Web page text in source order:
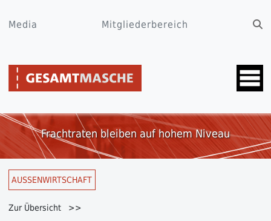
Media Mitgliederbereich
Frachtraten bleiben auf hohem Niveau
AUSSENWIRTSCHAFT
Zur Übersicht >>